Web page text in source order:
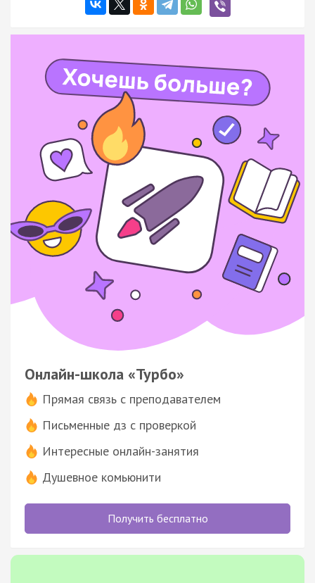
Онлайн-школа «Турбо»
Прямая связь с преподавателем
Письменные дз с проверкой
Интересные онлайн-занятия
Душевное комьюнити
Получить бесплатно